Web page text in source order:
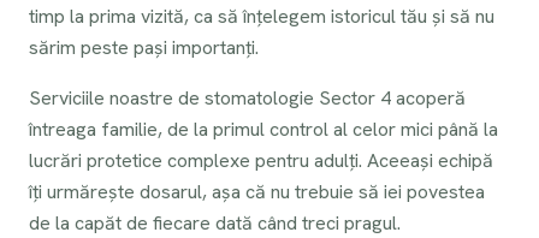
timp la prima vizită, ca să înțelegem istoricul tău și să nu
sărim peste pași importanți.
Serviciile noastre de stomatologie Sector 4 acoperă
întreaga familie, de la primul control al celor mici până la
lucrări protetice complexe pentru adulți. Aceeași echipă
îți urmărește dosarul, așa că nu trebuie să iei povestea
de la capăt de fiecare dată când treci pragul.